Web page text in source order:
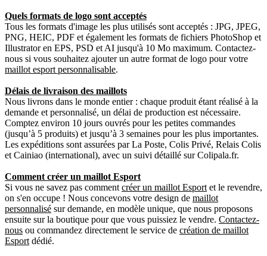
Quels formats de logo sont acceptés
Tous les formats d'image les plus utilisés sont acceptés : JPG, JPEG,
PNG, HEIC, PDF et également les formats de fichiers PhotoShop et
Illustrator en EPS, PSD et AI jusqu'à 10 Mo maximum. Contactez-
nous si vous souhaitez ajouter un autre format de logo pour votre
maillot esport personnalisable.
Délais de livraison des maillots
Nous livrons dans le monde entier : chaque produit étant réalisé à la
demande et personnalisé, un délai de production est nécessaire.
Comptez environ 10 jours ouvrés pour les petites commandes
(jusqu’à 5 produits) et jusqu’à 3 semaines pour les plus importantes.
Les expéditions sont assurées par La Poste, Colis Privé, Relais Colis
et Cainiao (international), avec un suivi détaillé sur Colipala.fr.
Comment créer un maillot Esport
Si vous ne savez pas comment créer un maillot Esport et le revendre,
on s'en occupe ! Nous concevons votre design de maillot
personnalisé sur demande, en modèle unique, que nous proposons
ensuite sur la boutique pour que vous puissiez le vendre. Contactez-
nous ou commandez directement le service de création de maillot
Esport dédié.